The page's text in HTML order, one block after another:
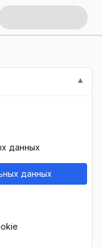
данных
данных